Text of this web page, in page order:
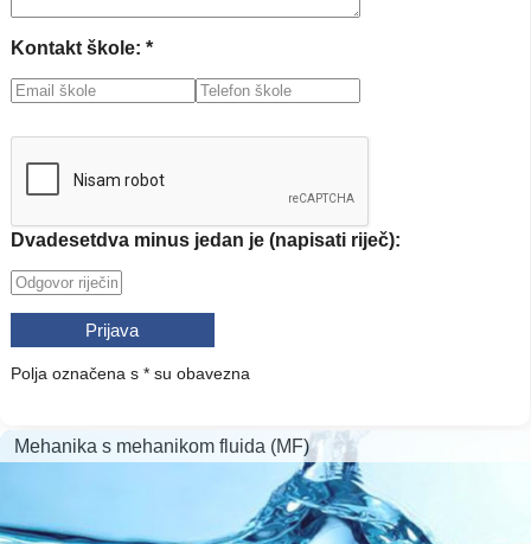
Kontakt škole: *
Dvadesetdva minus jedan je (napisati riječ):
Polja označena s * su obavezna
Mehanika s mehanikom fluida (MF)